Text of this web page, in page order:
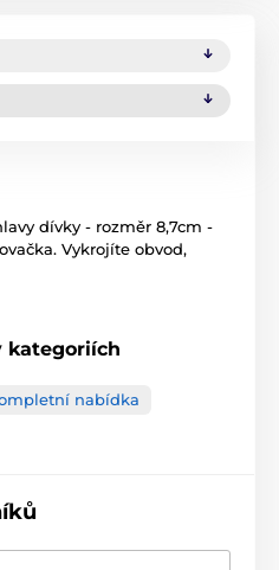
dívky - rozměr 8,7cm -
Vykrojíte obvod,
kategoriích
nabídka